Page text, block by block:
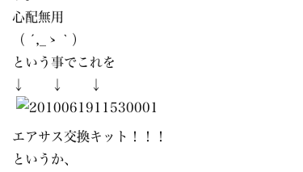
心配無用
（ ´,_ゝ｀）
という事でこれを
↓ ↓ ↓
エアサス交換キット！！！
というか、